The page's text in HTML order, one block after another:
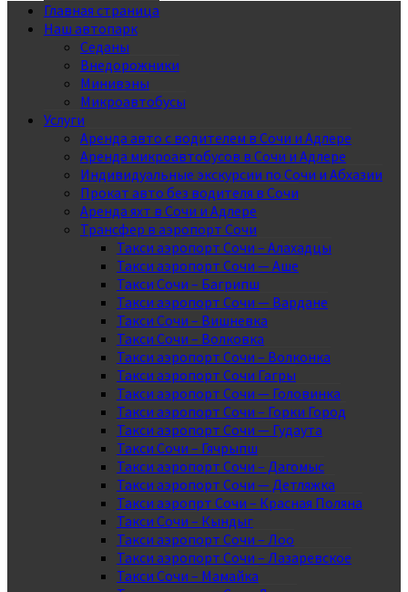
Главная страница
Наш автопарк
Седаны
Внедорожники
Минивэны
Микроавтобусы
Услуги
Аренда авто с водителем в Сочи и Адлере
Аренда микроавтобусов в Сочи и Адлере
Индивидуальные экскурсии по Сочи и Абхазии
Прокат авто без водителя в Сочи
Аренда яхт в Сочи и Адлере
Трансфер в аэропорт Сочи
Такси аэропорт Сочи – Алахадцы
Такси аэропорт Сочи — Аше
Такси Сочи – Багрипш
Такси аэропорт Сочи — Вардане
Такси Сочи – Вишневка
Такси Сочи – Волковка
Такси аэропорт Сочи – Волконка
Такси аэропорт Сочи Гагры
Такси аэропорт Сочи — Головинка
Такси аэропорт Сочи – Горки Город
Такси аэропорт Сочи — Гудаута
Такси Сочи – Гячрыпш
Такси аэропорт Сочи – Дагомыс
Такси аэропорт Сочи — Детляжка
Такси аэропрт Сочи – Красная Поляна
Такси Сочи – Кындыг
Такси аэропорт Сочи – Лоо
Такси аэропорт Сочи – Лазаревское
Такси Сочи – Мамайка